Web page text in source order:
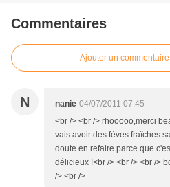
Commentaires
Ajouter un commentaire
N nanie 04/07/2011 07:45
<br /> <br /> rhooooo,merci
vais avoir des fèves fraîches
doute en refaire parce que
délicieux !<br /> <br /> <br />
/> <br />